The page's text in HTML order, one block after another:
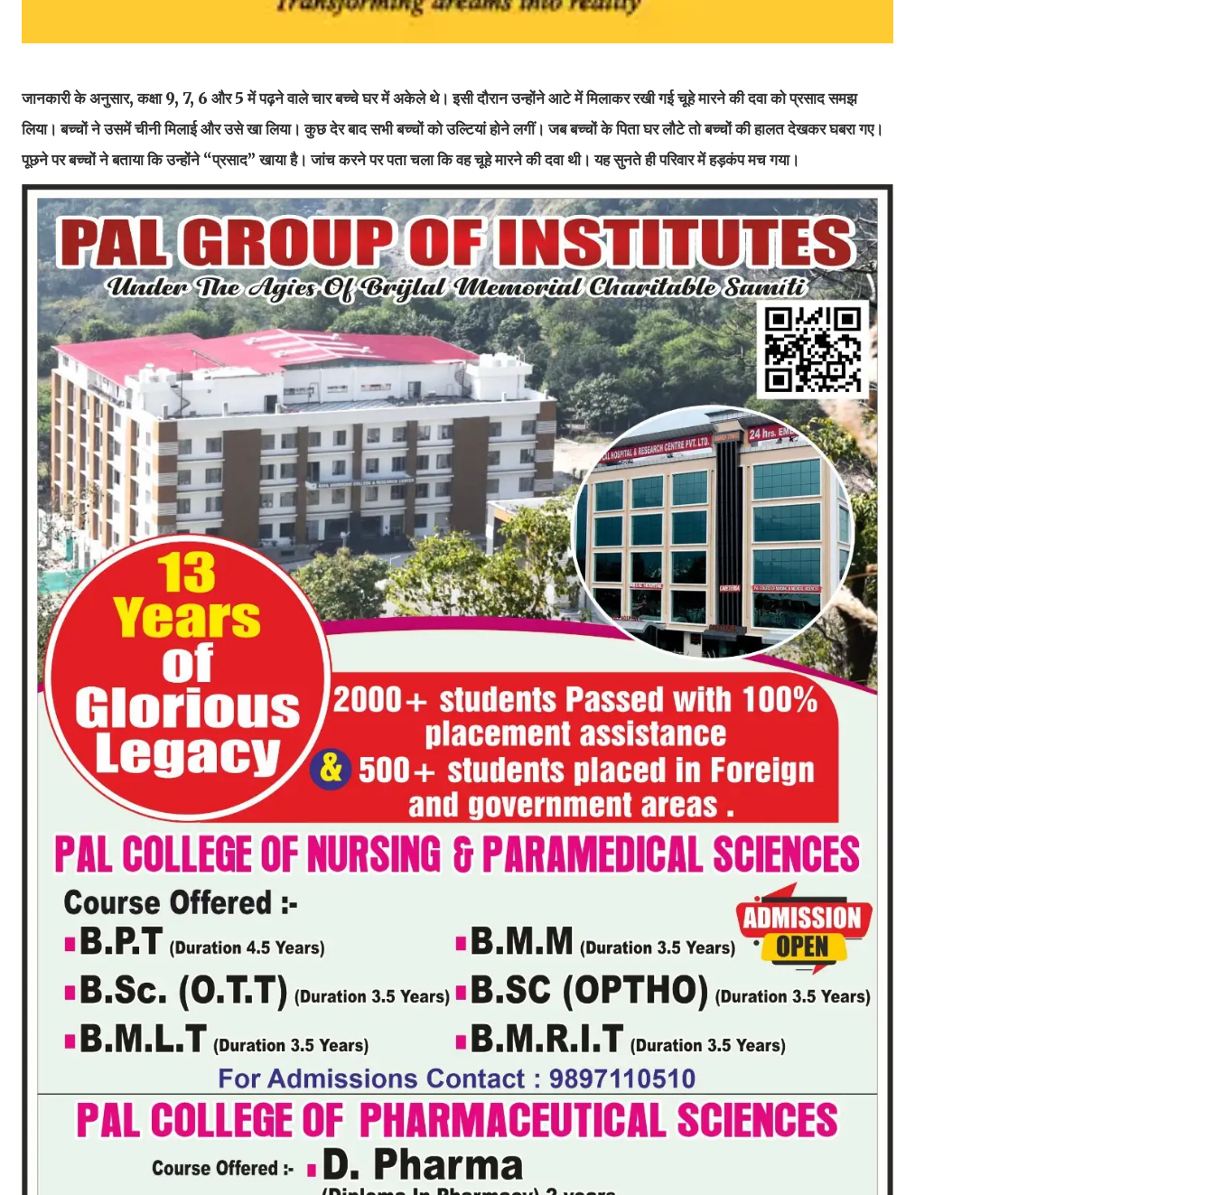
जानकारी के अनुसार, कक्षा 9, 7, 6 और 5 में पढ़ने वाले चार बच्चे घर में अकेले थे। इसी दौरान उन्होंने आटे में मिलाकर रखी गई चूहे मारने की दवा को प्रसाद समझ
लिया। बच्चों ने उसमें चीनी मिलाई और उसे खा लिया। कुछ देर बाद सभी बच्चों को उल्टियां होने लगीं। जब बच्चों के पिता घर लौटे तो बच्चों की हालत देखकर घबरा गए।
पूछने पर बच्चों ने बताया कि उन्होंने “प्रसाद” खाया है। जांच करने पर पता चला कि वह चूहे मारने की दवा थी। यह सुनते ही परिवार में हड़कंप मच गया।